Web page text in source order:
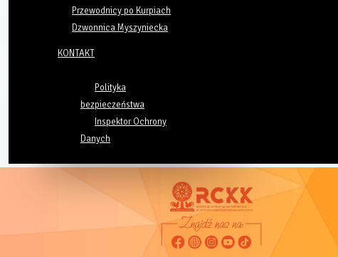
Przewodnicy po Kurpiach
Dzwonnica Myszyniecka
KONTAKT
Polityka
bezpieczeństwa
Inspektor Ochrony
Danych